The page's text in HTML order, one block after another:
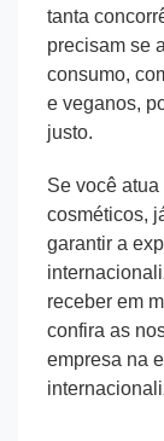
tanta
precisam se
consumo,
e veganos,
justo.
Se você
cosméticos,
garantir a
receber em
confira as
empresa na